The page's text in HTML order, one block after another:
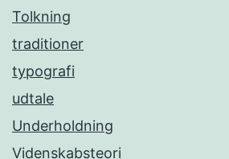
Tolkning
traditioner
typografi
udtale
Underholdning
Videnskabsteori